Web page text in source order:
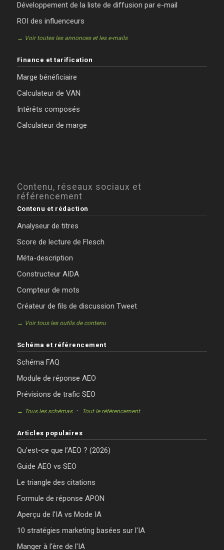
Développement de la liste de diffusion par e-mail
ROI des influenceurs
→ Voir toutes les annonces et les e-mails
Finance et tarification
Marge bénéficiaire
Calculateur de VAN
Intérêts composés
Calculateur de marge
Contenu, réseaux sociaux et
référencement
Contenu et rédaction
Analyseur de titres
Score de lecture de Flesch
Méta-description
Constructeur AIDA
Compteur de mots
Créateur de fils de discussion Tweet
→ Voir tous les outils de contenu
Schéma et référencement
Schéma FAQ
Module de réponse AEO
Prévisions de trafic SEO
→ Tous les schémas· Tout le référencement
Articles populaires
Qu’est-ce que l’AEO ? (2026)
Guide AEO vs SEO
Le triangle des citations
Formule de réponse APON
Aperçu de l'IA vs Mode IA
10 stratégies marketing basées sur l'IA
Manger à l'ère de l'IA